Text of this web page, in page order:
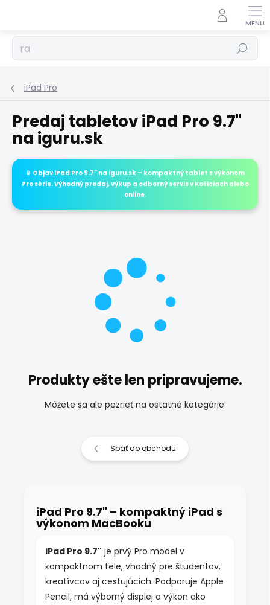
Hľadať
iPad Pro
Predaj tabletov iPad Pro 9.7"
na iguru.sk
📱 Objav iPad Pro 9.7" na iguru.sk – kompaktný tablet s výkonom
Pro série. Výhodný predaj, výkup a odborný servis v Košiciach alebo
online.
Produkty ešte len pripravujeme.
Môžete sa ale pozrieť na ostatné kategórie.
Späť do obchodu
iPad Pro 9.7" – kompaktný iPad s
výkonom MacBooku
iPad Pro 9.7" je prvý Pro model v
kompaktnom tele, vhodný pre študentov,
kreatívcov aj cestujúcich. Podporuje Apple
Pencil, má výborný displej a výkon ako